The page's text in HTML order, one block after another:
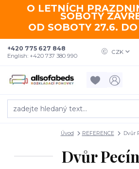
O LETNÍCH
SOBOTY
OD SOBOTY 27.6.
CZK
+420 775 627 848
English: +420 737 380 990
Úvod REFERENCE Dvůr
Dvůr